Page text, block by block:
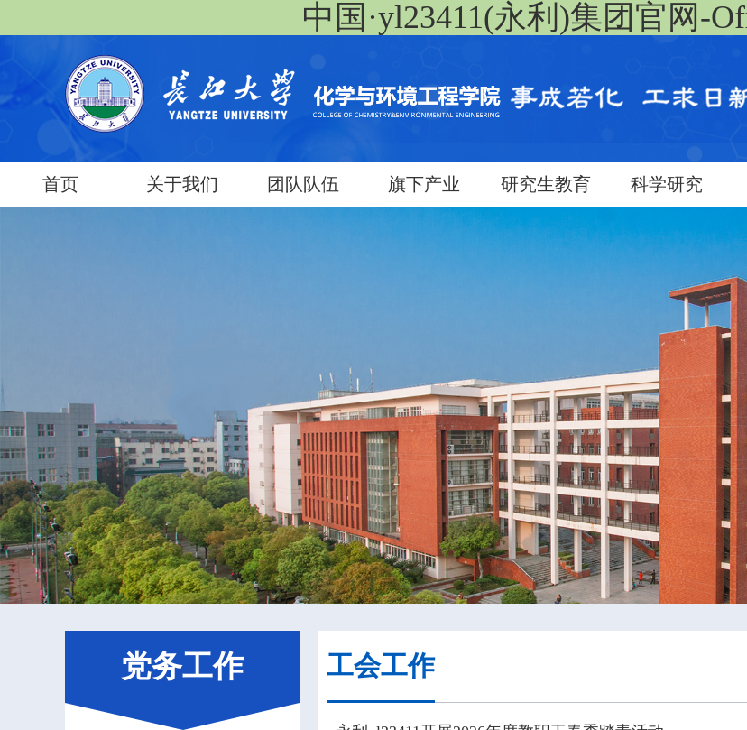
中国·yl23411(永利)集团官网-
首页 关于我们 团队队伍 旗下产业 研究生教育 科学研究
党务工作 工会工作